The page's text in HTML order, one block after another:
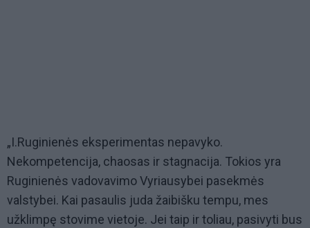
„I.Ruginienės eksperimentas nepavyko.
Nekompetencija, chaosas ir stagnacija. Tokios yra
Ruginienės vadovavimo Vyriausybei pasekmės
valstybei. Kai pasaulis juda žaibišku tempu, mes
užklimpę stovime vietoje. Jei taip ir toliau, pasivyti bus